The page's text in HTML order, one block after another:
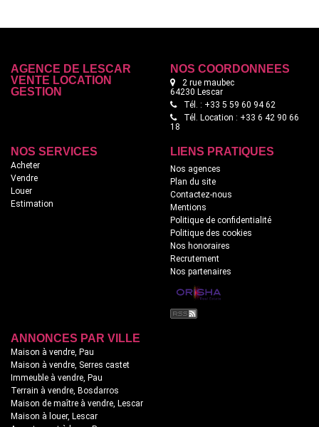
AGENCE DE LESCAR
VENTE LOCATION
GESTION
NOS COORDONNÉES
2 rue maubec
64230 Lescar
Tél. : +33 5 59 60 94 62
Tél. Location : +33 6 42 90 66
18
NOS SERVICES
Acheter
Vendre
Louer
Estimation
LIENS PRATIQUES
Nos agences
Plan du site
Contactez-nous
Mentions
Politique de confidentialité
Politique des cookies
Nos honoraires
Recrutement
Nos partenaires
ANNONCES PAR VILLE
Maison à vendre, Pau
Maison à vendre, Serres castet
Immeuble à vendre, Pau
Terrain à vendre, Bosdarros
Maison de maître à vendre, Lescar
Maison à louer, Lescar